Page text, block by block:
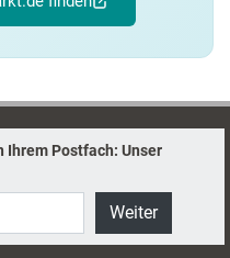
Ihrem Postfach: Unser
Weiter